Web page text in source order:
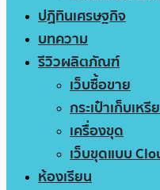
ปฏิทินเศรษฐกิจ
บทความ
รีวิวผลิตภัณฑ์
เว็บซื้อขาย
กระเป๋าเก็บเห
เครื่องขุด
เว็บขุดแบบ
ห้องเรียน